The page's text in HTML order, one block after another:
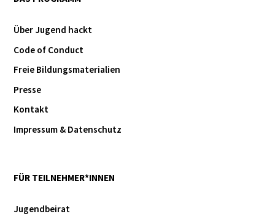
Über Jugend hackt
Code of Conduct
Freie Bildungsmaterialien
Presse
Kontakt
Impressum & Datenschutz
FÜR TEILNEHMER*INNEN
Jugendbeirat